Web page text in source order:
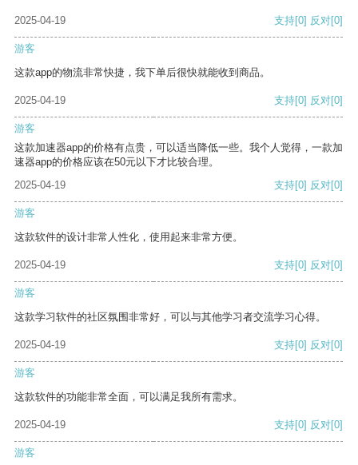
2025-04-19 支持[0] 反对[0]
游客
这款app的物流非常快捷，我下单后很快就能收到商品。
2025-04-19 支持[0] 反对[0]
游客
这款加速器app的价格有点贵，可以适当降低一些。我个人觉得，一款加
速器app的价格应该在50元以下才比较合理。
2025-04-19
支持[0] 反对[0]
游客
这款软件的设计非常人性化，使用起来非常方便。
2025-04-19 支持[0] 反对[0]
游客
这款学习软件的社区氛围非常好，可以与其他学习者交流学习心得。
2025-04-19 支持[0] 反对[0]
游客
这款软件的功能非常全面，可以满足我所有需求。
2025-04-19 支持[0] 反对[0]
游客